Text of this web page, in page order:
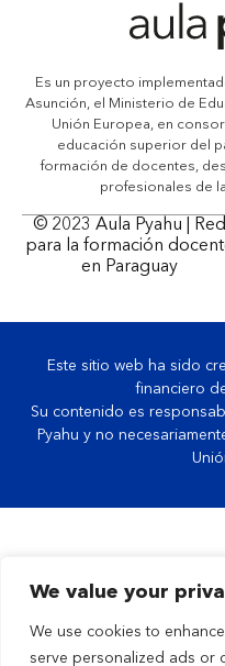
We value your
We use cookies to
serve personalized ads or
Es un proyecto
Asunción, el Ministerio de
Unión Europea, en
educación superior del
formación de docentes,
profesionales de
© 2023Aula Pyahu | Red
para la formación
en Paraguay
Este sitio web ha sido
financiero
Su contenido es
Pyahu y no